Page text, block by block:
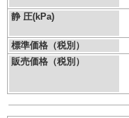
静 圧(kPa)
標準価格（税別）
販売価格（税別）